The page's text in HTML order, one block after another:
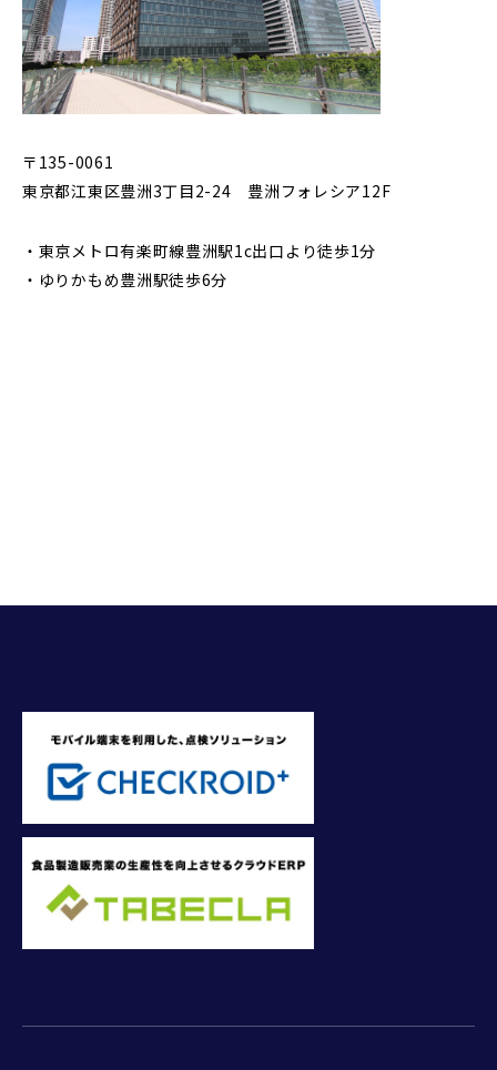
〒135-0061
東京都江東区豊洲3丁目2-24 豊洲フォレシア12F
・東京メトロ有楽町線豊洲駅1c出口より徒歩1分
・ゆりかもめ豊洲駅徒歩6分